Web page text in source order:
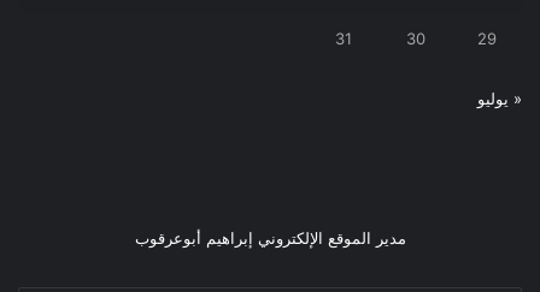
29
30
31
« يوليو
مدير الموقع الإلكتروني إبراهيم أبوعرقوب